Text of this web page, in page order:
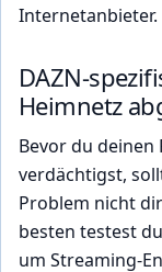
Internetanbieter.
DAZN-
Heimnetz
Bevor du
verdächtigst,
Problem nicht
besten testest
um Streaming-